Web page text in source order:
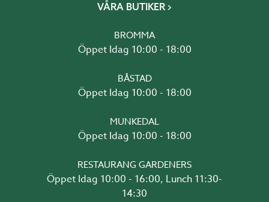
VÅRA BUTIKER
BROMMA
Öppet Idag 10:00 - 18:00
BÅSTAD
Öppet Idag 10:00 - 18:00
MUNKEDAL
Öppet Idag 10:00 - 18:00
RESTAURANG GARDENERS
Öppet Idag 10:00 - 16:00, Lunch 11:30-
14:30